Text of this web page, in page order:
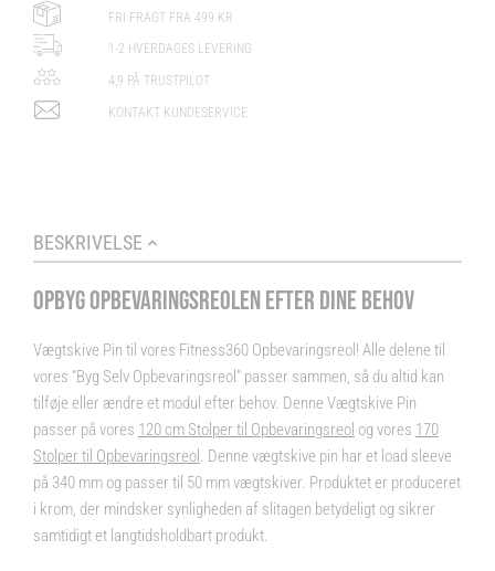
FRI FRAGT FRA 499 KR
1-2 HVERDAGES LEVERING
4,9 PÅ TRUSTPILOT
KONTAKT KUNDESERVICE
BESKRIVELSE
OPBYG OPBEVARINGSREOLEN EFTER DINE BEHOV
Vægtskive Pin til vores Fitness360 Opbevaringsreol! Alle delene til
vores “Byg Selv Opbevaringsreol” passer sammen, så du altid kan
tilføje eller ændre et modul efter behov. Denne Vægtskive Pin
passer på vores 120 cmStolper til Opbevaringsreol og vores 170
Stolper til Opbevaringsreol . Denne vægtskive pin har et load sleeve
på 340 mm og passer til 50 mm vægtskiver. Produktet er produceret
i krom, der mindsker synligheden af slitagen betydeligt og sikrer
samtidigt et langtidsholdbart produkt.